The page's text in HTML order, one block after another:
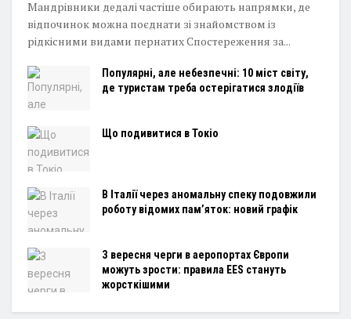
Мандрівники дедалі частіше обирають напрямки, де
відпочинок можна поєднати зі знайомством із
рідкісними видами пернатих Спостереження за...
Популярні, але небезпечні: 10 міст світу,
де туристам треба остерігатися злодіїв
Що подивитися в Токіо
В Італії через аномальну спеку подовжили
роботу відомих пам’яток: новий графік
З вересня черги в аеропортах Європи
можуть зрости: правила EES стануть
жорсткішими